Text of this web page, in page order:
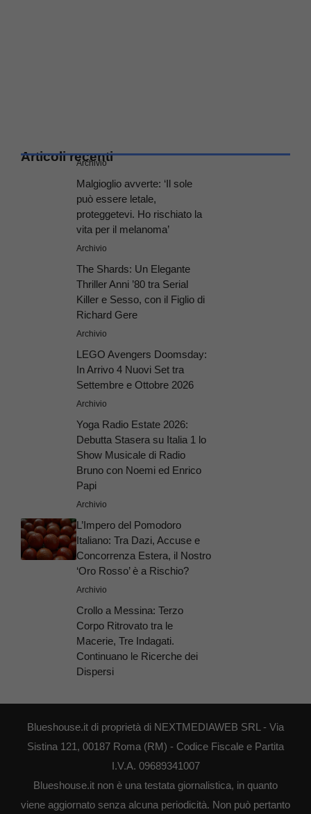
Articoli recenti
Archivio
Malgioglio avverte: ‘Il sole
può essere letale,
proteggetevi. Ho rischiato la
vita per il melanoma’
Archivio
The Shards: Un Elegante
Thriller Anni ’80 tra Serial
Killer e Sesso, con il Figlio di
Richard Gere
Archivio
LEGO Avengers Doomsday:
In Arrivo 4 Nuovi Set tra
Settembre e Ottobre 2026
Archivio
Yoga Radio Estate 2026:
Debutta Stasera su Italia 1 lo
Show Musicale di Radio
Bruno con Noemi ed Enrico
Papi
Archivio
L’Impero del Pomodoro
Italiano: Tra Dazi, Accuse e
Concorrenza Estera, il Nostro
‘Oro Rosso’ è a Rischio?
Archivio
Crollo a Messina: Terzo
Corpo Ritrovato tra le
Macerie, Tre Indagati.
Continuano le Ricerche dei
Dispersi
Blueshouse.it di proprietà di NEXTMEDIAWEB SRL - Via
Sistina 121, 00187 Roma (RM) - Codice Fiscale e Partita
I.V.A. 09689341007
Blueshouse.it non è una testata giornalistica, in quanto
viene aggiornato senza alcuna periodicità. Non può pertanto